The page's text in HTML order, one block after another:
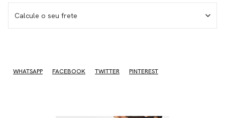
MEDIDAS DOS ÓCULOS
Calcule o seu frete
WHATSAPP FACEBOOK TWITTER PINTEREST